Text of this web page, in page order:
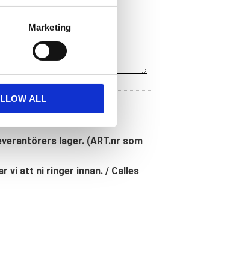
Marketing
ALL
lager. (ART.nr som
vi att ni ringer innan. / Calles